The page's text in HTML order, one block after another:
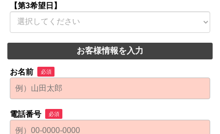
【第3希望日】
お客様情報を入力
お名前 必須
電話番号 必須